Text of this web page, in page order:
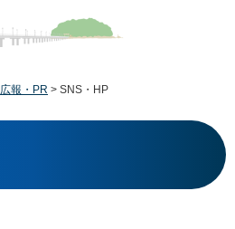
広報・PR > SNS・HP